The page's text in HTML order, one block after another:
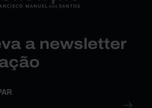
a newsletter